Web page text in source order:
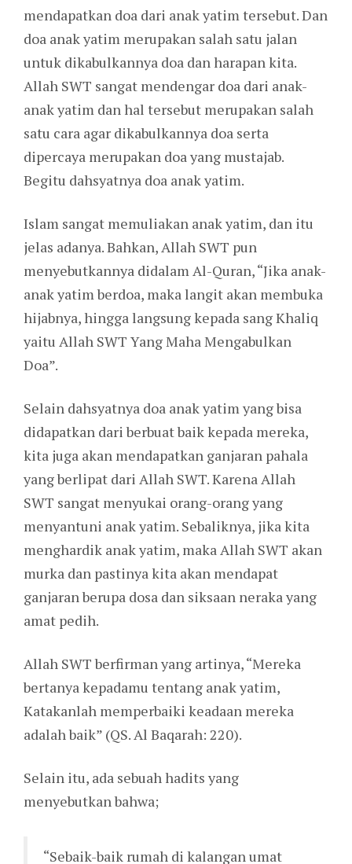
mendapatkan doa dari anak yatim tersebut. Dan
doa anak yatim merupakan salah satu jalan
untuk dikabulkannya doa dan harapan kita.
Allah SWT sangat mendengar doa dari anak-
anak yatim dan hal tersebut merupakan salah
satu cara agar dikabulkannya doa serta
dipercaya merupakan doa yang mustajab.
Begitu dahsyatnya doa anak yatim.
Islam sangat memuliakan anak yatim, dan itu
jelas adanya. Bahkan, Allah SWT pun
menyebutkannya didalam Al-Quran, “Jika anak-
anak yatim berdoa, maka langit akan membuka
hijabnya, hingga langsung kepada sang Khaliq
yaitu Allah SWT Yang Maha Mengabulkan
Doa”.
Selain dahsyatnya doa anak yatim yang bisa
didapatkan dari berbuat baik kepada mereka,
kita juga akan mendapatkan ganjaran pahala
yang berlipat dari Allah SWT. Karena Allah
SWT sangat menyukai orang-orang yang
menyantuni anak yatim. Sebaliknya, jika kita
menghardik anak yatim, maka Allah SWT akan
murka dan pastinya kita akan mendapat
ganjaran berupa dosa dan siksaan neraka yang
amat pedih.
Allah SWT berfirman yang artinya, “Mereka
bertanya kepadamu tentang anak yatim,
Katakanlah memperbaiki keadaan mereka
adalah baik” (QS. Al Baqarah: 220).
Selain itu, ada sebuah hadits yang
menyebutkan bahwa;
“Sebaik-baik rumah di kalangan umat